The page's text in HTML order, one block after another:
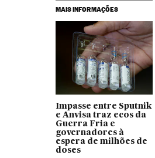
MAIS INFORMAÇÕES
Impasse entre Sputnik
e Anvisa traz ecos da
Guerra Fria e
governadores à
espera de milhões de
doses